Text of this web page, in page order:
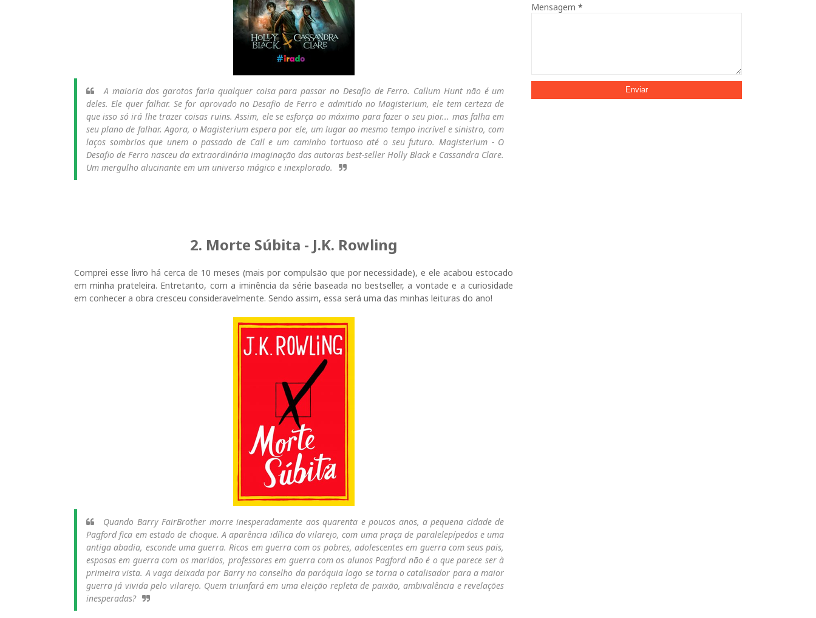
A maioria dos garotos faria qualquer coisa para passar no Desafio de Ferro. Callum Hunt não é um
deles. Ele quer falhar. Se for aprovado no Desafio de Ferro e admitido no Magisterium, ele tem certeza de
que isso só irá lhe trazer coisas ruins. Assim, ele se esforça ao máximo para fazer o seu pior... mas falha em
seu plano de falhar. Agora, o Magisterium espera por ele, um lugar ao mesmo tempo incrível e sinistro, com
laços sombrios que unem o passado de Call e um caminho tortuoso até o seu futuro. Magisterium - O
Desafio de Ferro nasceu da extraordinária imaginação das autoras best-seller Holly Black e Cassandra Clare.
Um mergulho alucinante em um universo mágico e inexplorado.
2. Morte Súbita - J.K. Rowling
Comprei esse livro há cerca de 10 meses (mais por compulsão que por necessidade), e ele acabou estocado
em minha prateleira. Entretanto, com a iminência da série baseada no bestseller, a vontade e a curiosidade
em conhecer a obra cresceu consideravelmente. Sendo assim, essa será uma das minhas leituras do ano!
Quando Barry FairBrother morre inesperadamente aos quarenta e poucos anos, a pequena cidade de
Pagford fica em estado de choque. A aparência idílica do vilarejo, com uma praça de paralelepípedos e uma
antiga abadia, esconde uma guerra. Ricos em guerra com os pobres, adolescentes em guerra com seus pais,
esposas em guerra com os maridos, professores em guerra com os alunos Pagford não é o que parece ser à
primeira vista. A vaga deixada por Barry no conselho da paróquia logo se torna o catalisador para a maior
guerra já vivida pelo vilarejo. Quem triunfará em uma eleição repleta de paixão, ambivalência e revelações
inesperadas?
Mensagem*